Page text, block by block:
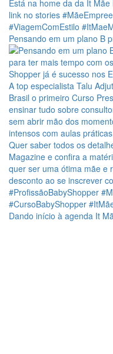
Pensando em um plano B
Dando início à agenda It